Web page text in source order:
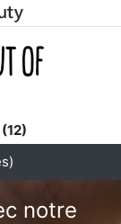
notre